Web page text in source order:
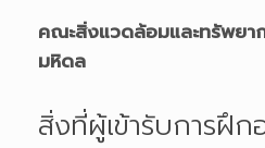
คณะสิ่งแวดล้อมและทรัพยา
มหิดล
สิ่งที่ผู้เข้ารับการฝึก